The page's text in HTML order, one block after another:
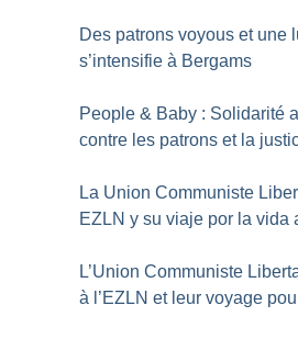
Des patrons voyous et une
s’intensifie à Bergams
People & Baby : Solidarité
contre les patrons et la
La Union Communiste
EZLN y su viaje por la vida
L’Union Communiste
à l’EZLN et leur voyage